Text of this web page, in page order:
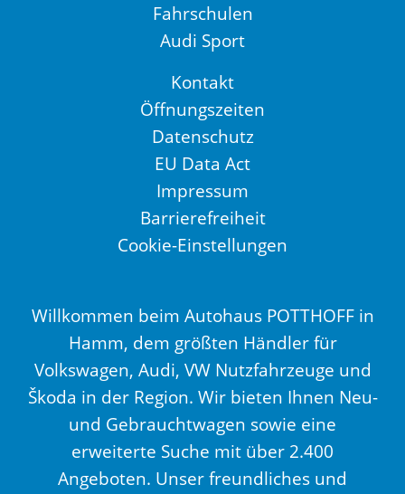
Fahrschulen
Audi Sport
Kontakt
Öffnungszeiten
Datenschutz
EU Data Act
Impressum
Barrierefreiheit
Cookie-Einstellungen
Willkommen beim Autohaus POTTHOFF in
Hamm, dem größten Händler für
Volkswagen, Audi, VW Nutzfahrzeuge und
Škoda in der Region. Wir bieten Ihnen Neu-
und Gebrauchtwagen sowie eine
erweiterte Suche mit über 2.400
Angeboten. Unser freundliches und